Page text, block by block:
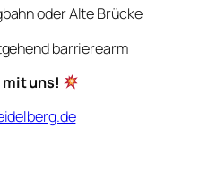
oder Alte Brücke
barrierearm
uns!